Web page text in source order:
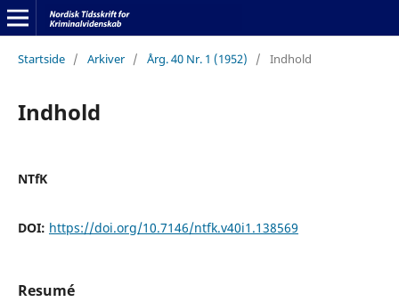
Startside / Arkiver / Årg. 40 Nr. 1 (1952) / Indhold
Indhold
NTfK
DOI: https://doi.org/10.7146/ntfk.v40i1.138569
Resumé